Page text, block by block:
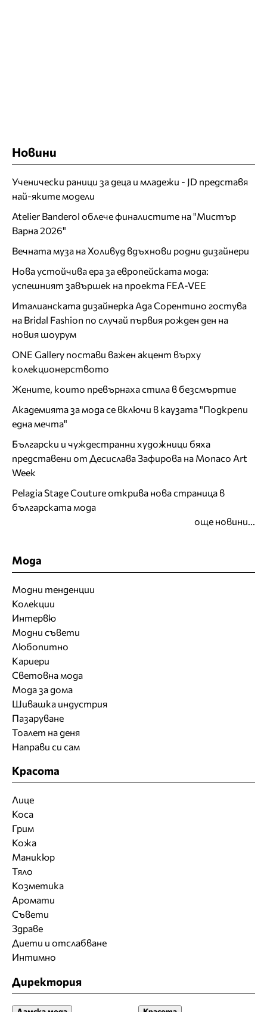
Новини
Ученически раници за деца и младежи - JD представя
най-яките модели
Atelier Banderol облече финалистите на "Мистър
Варна 2026"
Вечната муза на Холивуд вдъхнови родни дизайнери
Нова устойчива ера за европейската мода:
успешният завършек на проекта FEA-VEE
Италианската дизайнерка Ада Сорентино гостува
на Bridal Fashion по случай първия рожден ден на
новия шоурум
ONE Gallery постави важен акцент върху
колекционерството
Жените, които превърнаха стила в безсмъртие
Академията за мода се включи в каузата "Подкрепи
една мечта"
Български и чуждестранни художници бяха
представени от Десислава Зафирова на Monaco Art
Week
Pelagia Stage Couture открива нова страница в
българската мода
още новини...
Мода
Модни тенденции
Колекции
Интервю
Модни съвети
Любопитно
Кариери
Световна мода
Мода за дома
Шивашка индустрия
Пазаруване
Тоалет на деня
Направи си сам
Красота
Лице
Коса
Грим
Кожа
Маникюр
Тяло
Козметика
Аромати
Съвети
Здраве
Диети и отслабване
Интимно
Директория